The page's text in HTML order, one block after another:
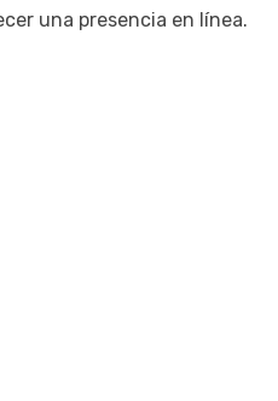
una presencia en línea.